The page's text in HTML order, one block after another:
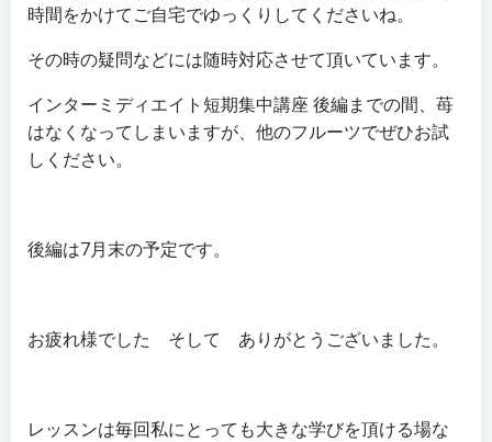
時間をかけてご自宅でゆっくりしてくださいね。
その時の疑問などには随時対応させて頂いています。
インターミディエイト短期集中講座 後編までの間、苺
はなくなってしまいますが、他のフルーツでぜひお試
しください。
後編は7月末の予定です。
お疲れ様でした そして ありがとうございました。
レッスンは毎回私にとっても大きな学びを頂ける場な